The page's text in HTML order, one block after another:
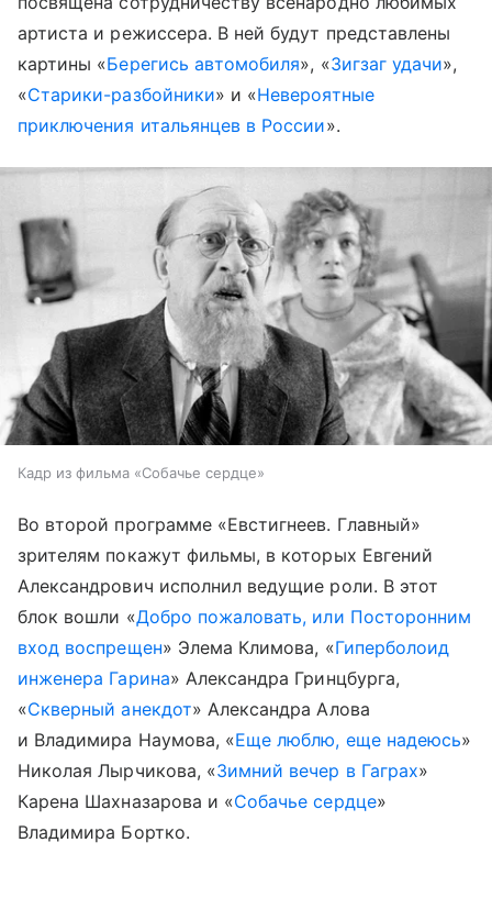
артиста и режиссера. В ней будут представлены
картины «Берегись автомобиля», «Зигзаг удачи»,
«Старики-разбойники» и «Невероятные
приключения итальянцев в России».
Кадр из фильма «Собачье сердце»
Во второй программе «Евстигнеев. Главный»
зрителям покажут фильмы, в которых Евгений
Александрович исполнил ведущие роли. В этот
блок вошли «Добро пожаловать, или Посторонним
вход воспрещен» Элема Климова, «Гиперболоид
инженера Гарина» Александра Гринцбурга,
«Скверный анекдот» Александра Алова
и Владимира Наумова, «Еще люблю, еще надеюсь»
Николая Лырчикова, «Зимний вечер в Гаграх»
Карена Шахназарова и «Собачье сердце»
Владимира Бортко.